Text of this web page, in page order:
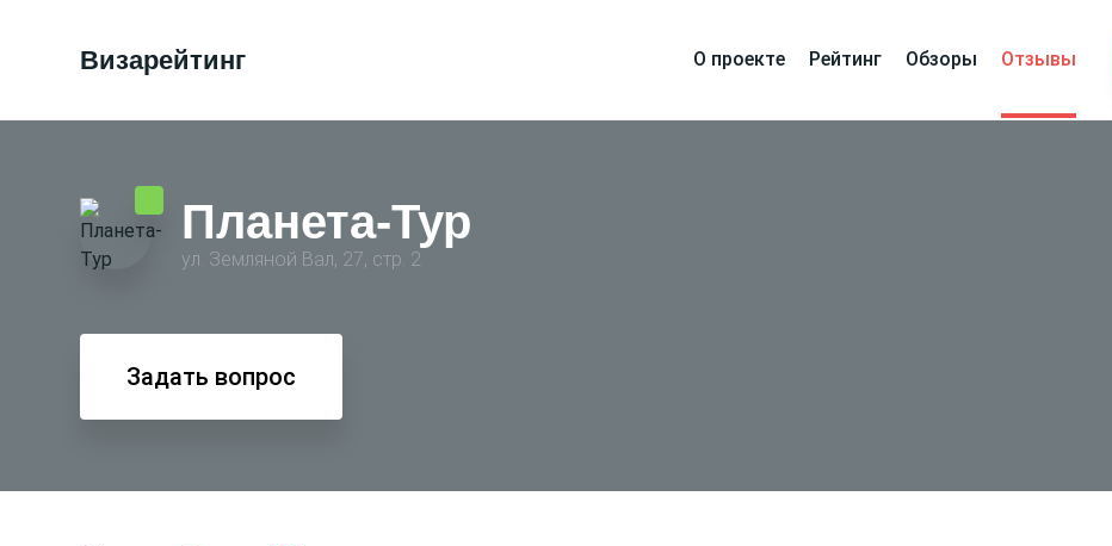
Визарейтинг О проекте Рейтинг Обзоры Отзывы
Планета-Тур
ул. Земляной Вал, 27, стр. 2
Задать вопрос